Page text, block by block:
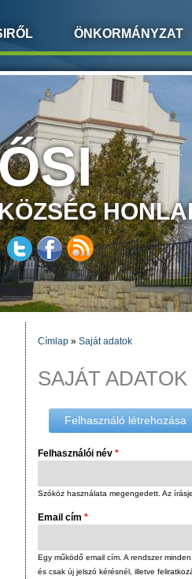
ÖNKORMÁNYZAT
JELENLEGI HELY
Címlap » Saját adatok
SAJÁT ADATOK
Felhasználó létrehozása
Felhasználói név *
Szóköz használata megengedett. Az
Email cím *
Egy működő email cím. A rendszer
és csak új jelszó kérésnél, illetve